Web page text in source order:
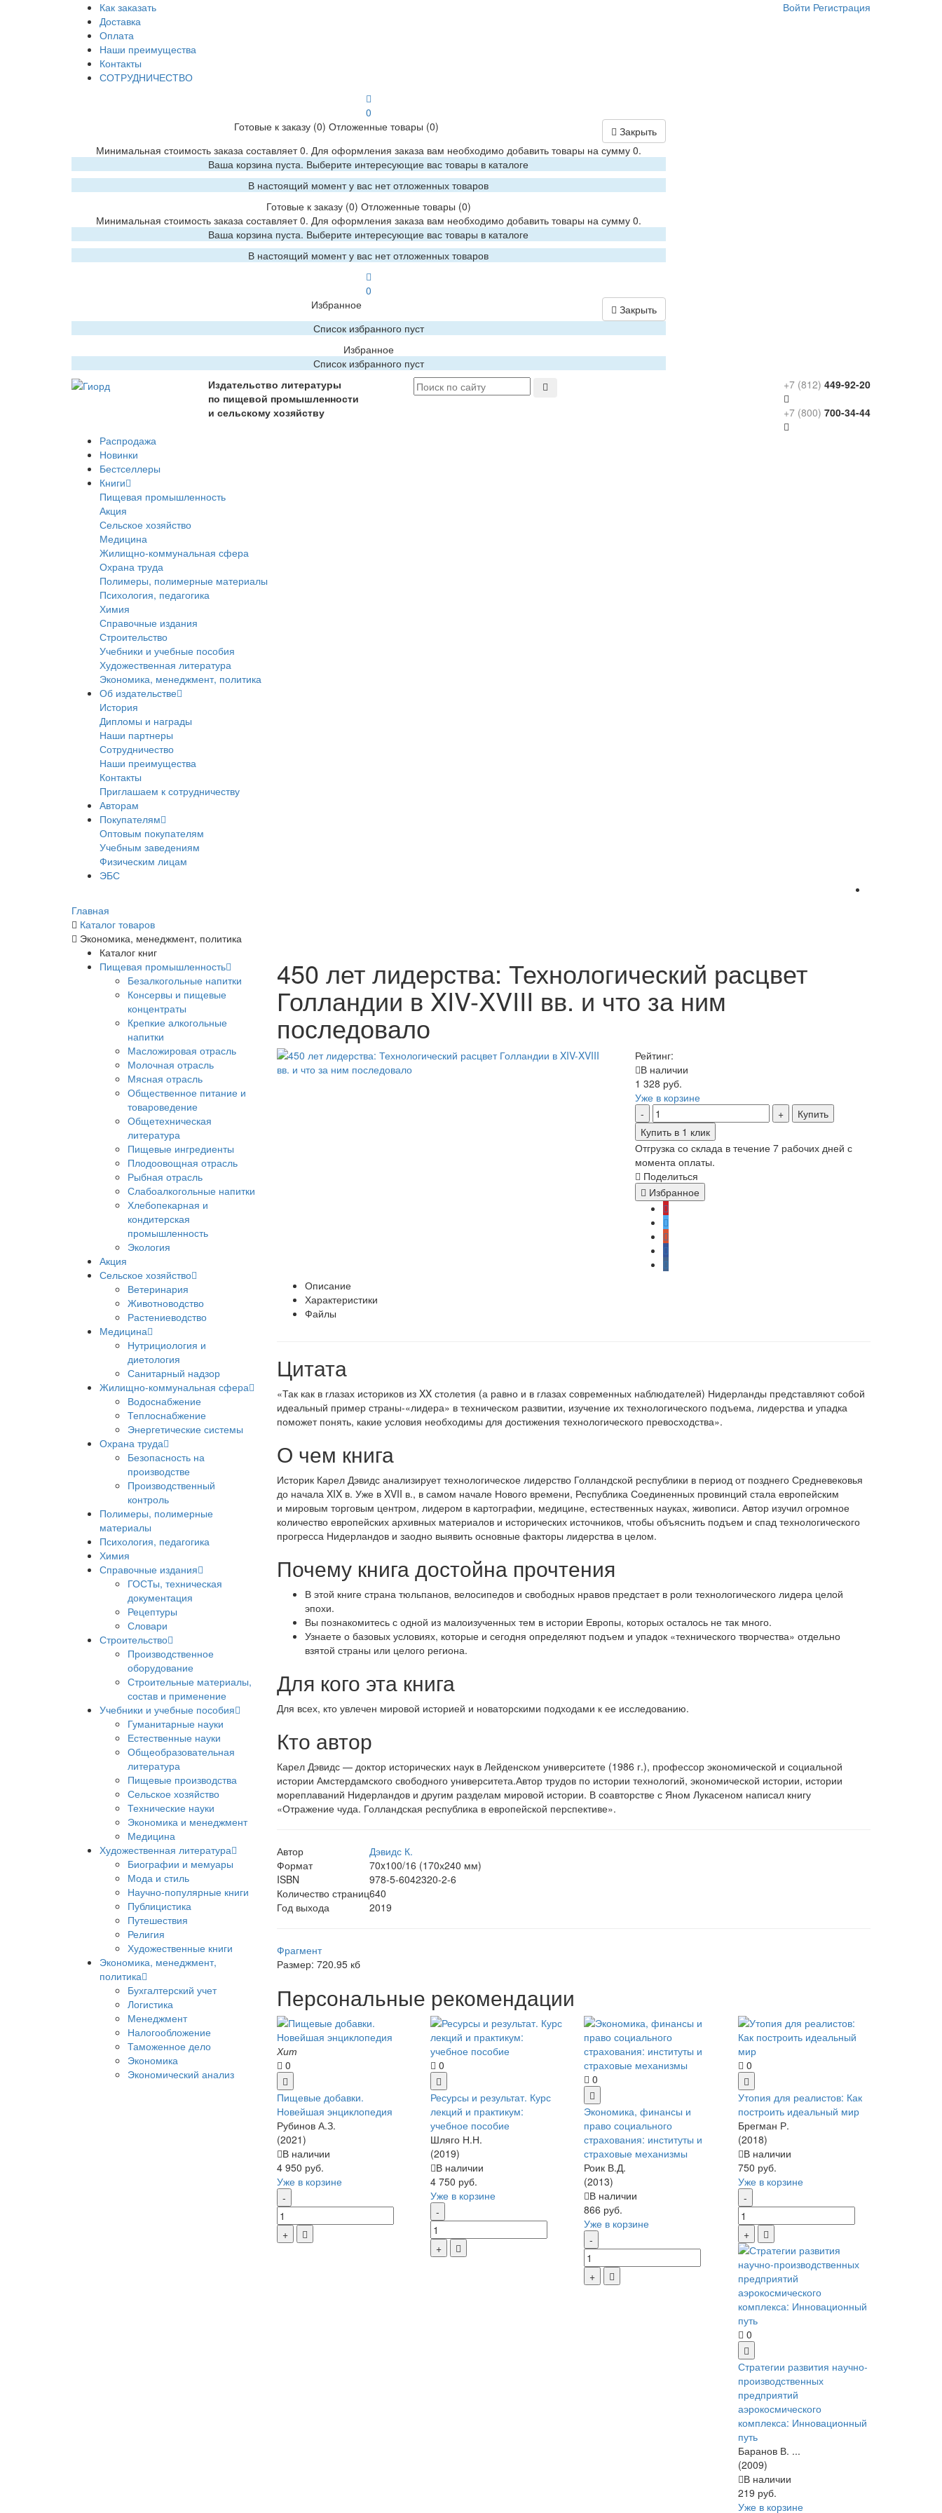
Как заказать
Доставка
Оплата
Наши преимущества
Контакты
СОТРУДНИЧЕСТВО
0
Готовые к заказу (0) Отложенные товары (0)
Закрыть
Минимальная стоимость заказа составляет 0. Для оформления заказа вам необходимо добавить товары на сумму 0.
Ваша корзина пуста. Выберите интересующие вас товары в каталоге
В настоящий момент у вас нет отложенных товаров
Готовые к заказу(0) Отложенные товары (0)
Минимальная стоимость заказа составляет 0. Для оформления заказа вам необходимо добавить товары на сумму 0.
Ваша корзина пуста. Выберите интересующие вас товары в каталоге
В настоящий момент у вас нет отложенных товаров
0
Избранное
Закрыть
Список избранного пуст
Избранное
Список избранного пуст
Войти Регистрация
Издательство литературы
по пищевой промышленности
и сельскому хозяйству
+7 (812) 449-92-20
+7 (800) 700-34-44
Распродажа
Новинки
Бестселлеры
Книги
Пищевая промышленность
Акция
Сельское хозяйство
Медицина
Жилищно-коммунальная сфера
Охрана труда
Полимеры, полимерные материалы
Психология, педагогика
Химия
Справочные издания
Строительство
Учебники и учебные пособия
Художественная литература
Экономика, менеджмент, политика
Об издательстве
История
Дипломы и награды
Наши партнеры
Сотрудничество
Наши преимущества
Контакты
Приглашаем к сотрудничеству
Авторам
Покупателям
Оптовым покупателям
Учебным заведениям
Физическим лицам
ЭБС
Главная
Каталог товаров
Экономика, менеджмент, политика
Каталог книг
Пищевая промышленность
Безалкогольные напитки
Консервы и пищевые
концентраты
Крепкие алкогольные
напитки
Масложировая отрасль
Молочная отрасль
Мясная отрасль
Общественное питание и
товароведение
Общетехническая
литература
Пищевые ингредиенты
Плодоовощная отрасль
Рыбная отрасль
Слабоалкогольные напитки
Хлебопекарная и
кондитерская
промышленность
Экология
Акция
Сельское хозяйство
Ветеринария
Животноводство
Растениеводство
Медицина
Нутрициология и
диетология
Санитарный надзор
Жилищно-коммунальная сфера
Водоснабжение
Теплоснабжение
Энергетические системы
Охрана труда
Безопасность на
производстве
Производственный
контроль
Полимеры, полимерные
материалы
Психология, педагогика
Химия
Справочные издания
ГОСТы, техническая
документация
Рецептуры
Словари
Строительство
Производственное
оборудование
Строительные материалы,
состав и применение
Учебники и учебные пособия
Гуманитарные науки
Естественные науки
Общеобразовательная
литература
Пищевые производства
Сельское хозяйство
Технические науки
Экономика и менеджмент
Медицина
Художественная литература
Биографии и мемуары
Мода и стиль
Научно-популярные книги
Публицистика
Путешествия
Религия
Художественные книги
Экономика, менеджмент,
политика
Бухгалтерский учет
Логистика
Менеджмент
Налогообложение
Таможенное дело
Экономика
Экономический анализ
450 лет лидерства: Технологический расцвет
Голландии в XIV-XVIII вв. и что за ним
последовало
Рейтинг:
В наличии
1 328 руб.
Уже в корзине
Купить
Купить в 1 клик
Отгрузка со склада в течение 7 рабочих дней с
момента оплаты.
Поделиться
Избранное
Описание
Характеристики
Файлы
Цитата
«Так как в глазах историков из XX столетия (а равно и в глазах современных наблюдателей) Нидерланды представляют собой
идеальный пример страны-«лидера» в техническом развитии, изучение их технологического подъема, лидерства и упадка
поможет понять, какие условия необходимы для достижения технологического превосходства».
О чем книга
Историк Карел Дэвидс анализирует технологическое лидерство Голландской республики в период от позднего Средневековья
до начала XIX в. Уже в XVII в., в самом начале Нового времени, Республика Соединенных провинций стала европейским
и мировым торговым центром, лидером в картографии, медицине, естественных науках, живописи. Автор изучил огромное
количество европейских архивных материалов и исторических источников, чтобы объяснить подъем и спад технологического
прогресса Нидерландов и заодно выявить основные факторы лидерства в целом.
Почему книга достойна прочтения
В этой книге страна тюльпанов, велосипедов и свободных нравов предстает в роли технологического лидера целой
эпохи.
Вы познакомитесь с одной из малоизученных тем в истории Европы, которых осталось не так много.
Узнаете о базовых условиях, которые и сегодня определяют подъем и упадок «технического творчества» отдельно
взятой страны или целого региона.
Для кого эта книга
Для всех, кто увлечен мировой историей и новаторскими подходами к ее исследованию.
Кто автор
Карел Дэвидс — доктор исторических наук в Лейденском университете (1986 г.), профессор экономической и социальной
истории Амстердамского свободного университета.Автор трудов по истории технологий, экономической истории, истории
мореплаваний Нидерландов и другим разделам мировой истории. В соавторстве с Яном Лукасеном написал книгу
«Отражение чуда. Голландская республика в европейской перспективе».
Автор
Дэвидс К.
Формат
70x100/16 (170х240 мм)
ISBN
978-5-6042320-2-6
Количество страниц640
Год выхода
2019
Фрагмент
Размер: 720.95 кб
Персональные рекомендации
Хит
0
Пищевые добавки.
Новейшая энциклопедия
Рубинов А.З.
(2021)
В наличии
4 950 руб.
Уже в корзине
0
Ресурсы и результат. Курс
лекций и практикум:
учебное пособие
Шляго Н.Н.
(2019)
В наличии
4 750 руб.
Уже в корзине
0
Экономика, финансы и
право социального
страхования: институты и
страховые механизмы
Роик В.Д.
(2013)
В наличии
866 руб.
Уже в корзине
0
Утопия для реалистов: Как
построить идеальный мир
Брегман Р.
(2018)
В наличии
750 руб.
Уже в корзине
0
Стратегии развития научно-
производственных
предприятий
аэрокосмического
комплекса: Инновационный
путь
Баранов В. ...
(2009)
В наличии
219 руб.
Уже в корзине